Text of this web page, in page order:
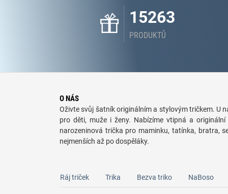
15263
PRODUKTŮ
O NÁS
Oživte svůj šatník originálním a stylovým tričkem. U
pro děti, muže i ženy. Nabízíme vtipná a
narozeninová trička pro maminku, tatínka, bratra,
nejmenších až po dospěláky.
Ráj triček Trika Bezva triko NaBoso